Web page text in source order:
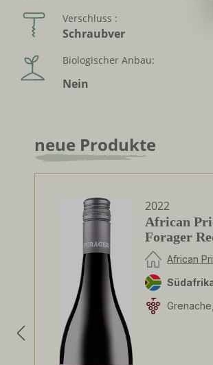
Verschluss :
Schraubver
Biologischer Anbau:
Nein
Produktgalerie überspringen
neue Produkte
2022
African
Forager
Grenache
African